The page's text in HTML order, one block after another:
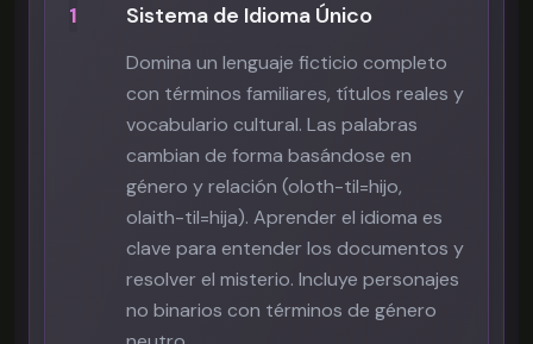
1 Sistema de Idioma Único
Domina un lenguaje ficticio completo
con términos familiares, títulos reales y
vocabulario cultural. Las palabras
cambian de forma basándose en
género y relación (oloth-til=hijo,
olaith-til=hija). Aprender el idioma es
clave para entender los documentos y
resolver el misterio. Incluye personajes
no binarios con términos de género